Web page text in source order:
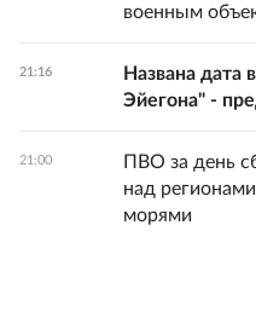
военным
21:16
Названа дата
Эйегона" -
21:00
ПВО за день
над
морями